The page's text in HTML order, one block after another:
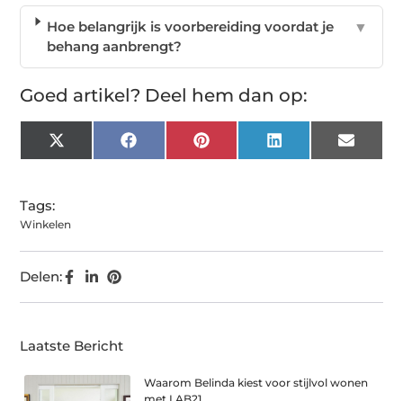
Hoe belangrijk is voorbereiding voordat je
behang aanbrengt?
▼
Goed artikel? Deel hem dan op:
X
(Twitter)
FacebookPinterest LinkedIn Email
Tags:
Winkelen
Delen:
Laatste Bericht
Waarom Belinda kiest voor stijlvol wonen